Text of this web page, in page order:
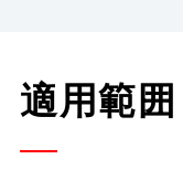
適用範囲